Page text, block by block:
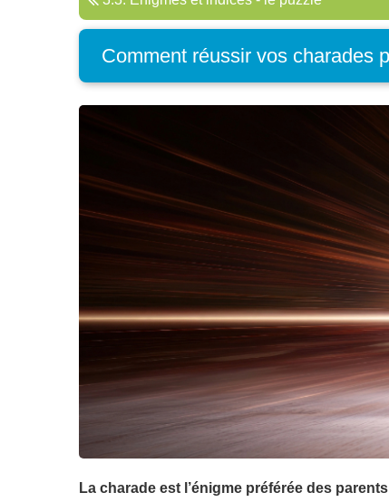
Comment réussir vos charades
La charade est l’énigme préférée des